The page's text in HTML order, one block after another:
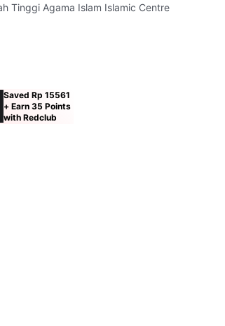
Tinggi Agama Islam Islamic Centre
Saved Rp 15561
+ Earn 35 Points
with Redclub